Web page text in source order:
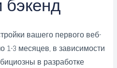
вашего первого веб-
1-3 месяцев, в зависимости
в разработке